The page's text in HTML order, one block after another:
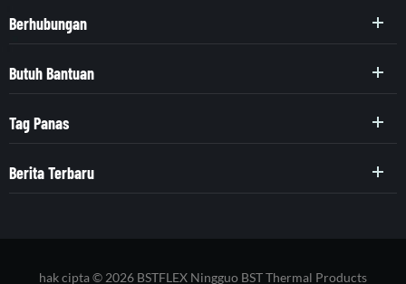
Berhubungan
Butuh Bantuan
Tag Panas
Berita Terbaru
hak cipta © 2026 BSTFLEX Ningguo BST Thermal Products